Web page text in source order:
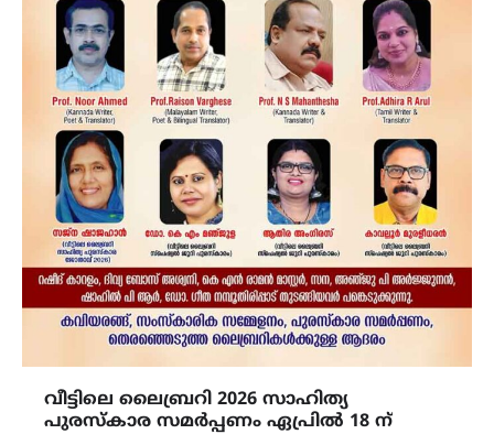
വീട്ടിലെ ലൈബ്രറി 2026 സാഹിത്യ
പുരസ്കാര സമർപ്പണം ഏപ്രിൽ 18 ന്